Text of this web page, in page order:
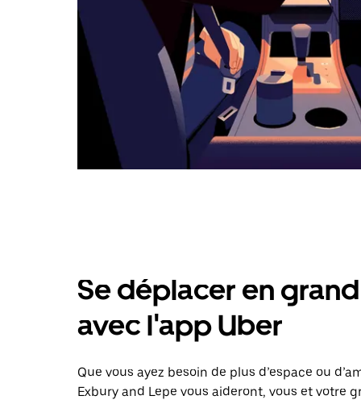
Se déplacer en
avec l'app Uber
Que vous ayez besoin de plus d’espace ou
Exbury and Lepe vous aideront, vous et votre